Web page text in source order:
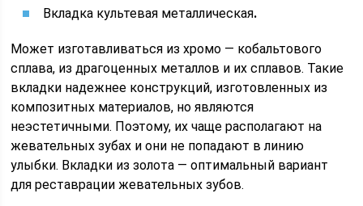
Вкладка культевая металлическая.
Может изготавливаться из хромо — кобальтового
сплава, из драгоценных металлов и их сплавов. Такие
вкладки надежнее конструкций, изготовленных из
композитных материалов, но являются
неэстетичными. Поэтому, их чаще располагают на
жевательных зубах и они не попадают в линию
улыбки. Вкладки из золота — оптимальный вариант
для реставрации жевательных зубов.